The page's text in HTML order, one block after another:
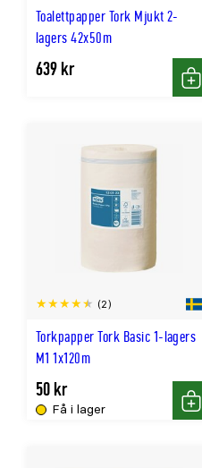
Toalettpapper Tork Mjukt 2-
lagers 42x50m
639 kr
Köp
Torkpapper Tork Basic 1-lagers
M1 1x120m
(2)
Få i lager
50 kr
Köp